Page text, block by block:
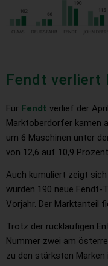
Fendt verliert
Für Fendt verlief der
Marktoberdorfer kamen
um 6 Maschinen unter
von 12,6 auf 10,9
Auch kumuliert zeigt
wurden 190 neue Fendt-
Vorjahr. Der Marktanteil
Trotz der rückläufigen
Nummer zwei am
zu den stärksten